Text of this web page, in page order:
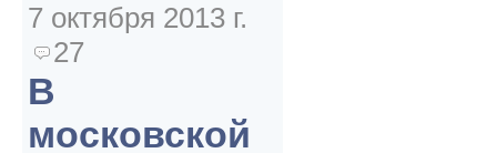
7 октября 2013 г.
27
В
московской